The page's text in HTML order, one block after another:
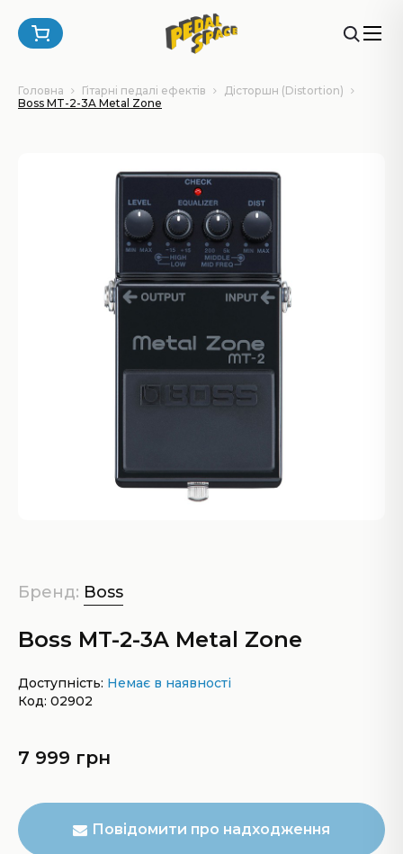
Головна Гітарні педалі ефектів
Дісторшн (Distortion)
Boss MT-2-3A Metal Zone
Бренд: Boss
Boss MT-2-3A Metal Zone
Доступність: Немає в наявності
Код: 02902
7 999 грн
Повідомити про надходження